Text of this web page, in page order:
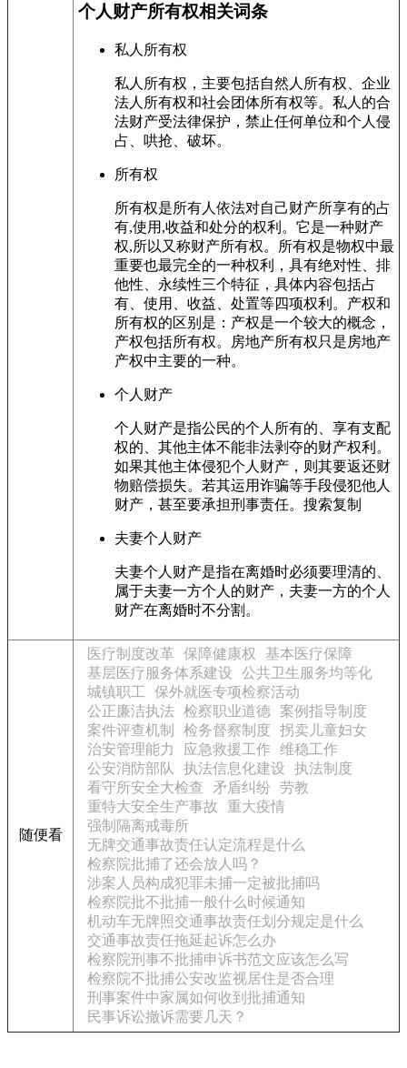
个人财产所有权相关词条
私人所有权
私人所有权，主要包括自然人所有权、企业
法人所有权和社会团体所有权等。私人的合
法财产受法律保护，禁止任何单位和个人侵
占、哄抢、破坏。
所有权
所有权是所有人依法对自己财产所享有的占
有,使用,收益和处分的权利。它是一种财产
权,所以又称财产所有权。所有权是物权中最
重要也最完全的一种权利，具有绝对性、排
他性、永续性三个特征，具体内容包括占
有、使用、收益、处置等四项权利。产权和
所有权的区别是：产权是一个较大的概念，
产权包括所有权。房地产所有权只是房地产
产权中主要的一种。
个人财产
个人财产是指公民的个人所有的、享有支配
权的、其他主体不能非法剥夺的财产权利。
如果其他主体侵犯个人财产，则其要返还财
物赔偿损失。若其运用诈骗等手段侵犯他人
财产，甚至要承担刑事责任。搜索复制
夫妻个人财产
夫妻个人财产是指在离婚时必须要理清的、
属于夫妻一方个人的财产，夫妻一方的个人
财产在离婚时不分割。
随便看
医疗制度改革 保障健康权
基本医疗保障
基层医疗服务体系建设
公共卫生服务均等化
城镇职工
保外就医专项检察活动
公正廉洁执法 检察职业道德
案例指导制度
案件评查机制
检务督察制度
拐卖儿童妇女
治安管理能力
应急救援工作 维稳工作
公安消防部队
执法信息化建设
执法制度
看守所安全大检查
矛盾纠纷
劳教
重特大安全生产事故
重大疫情
强制隔离戒毒所
无牌交通事故责任认定流程是什么
检察院批捕了还会放人吗？
涉案人员构成犯罪未捕一定被批捕吗
检察院批不批捕一般什么时候通知
机动车无牌照交通事故责任划分规定是什么
交通事故责任拖延起诉怎么办
检察院刑事不批捕申诉书范文应该怎么写
检察院不批捕公安改监视居住是否合理
刑事案件中家属如何收到批捕通知
民事诉讼撤诉需要几天？